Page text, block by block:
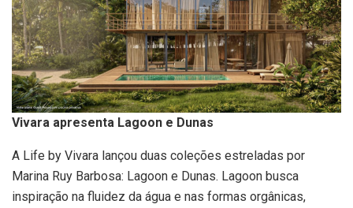
Vivara apresenta Lagoon e Dunas
A Life by Vivara lançou duas coleções estreladas por
Marina Ruy Barbosa: Lagoon e Dunas. Lagoon busca
inspiração na fluidez da água e nas formas orgânicas,